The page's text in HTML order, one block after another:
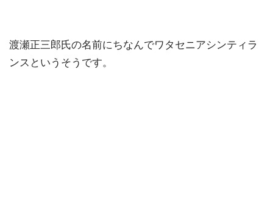
渡瀬正三郎氏の名前にちなんでワタセニアシンティラ
ンスというそうです。